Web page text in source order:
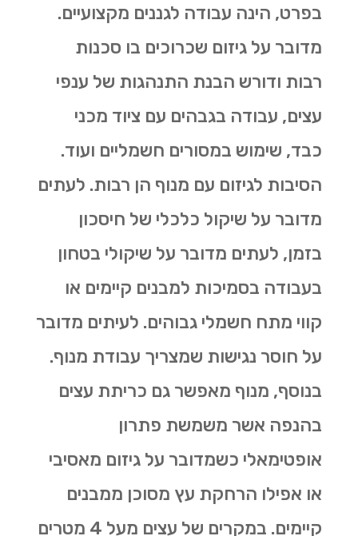
בפרט, הינה עבודה לגננים מקצועיים.
מדובר על גיזום שכרוכים בו סכנות
רבות ודורש הבנת התנהגות של ענפי
עצים, עבודה בגבהים עם ציוד מכני
כבד, שימוש במסורים חשמליים ועוד.
הסיבות לגיזום עם מנוף הן רבות. לעתים
מדובר על שיקול כלכלי של חיסכון
בזמן, לעתים מדובר על שיקולי בטחון
בעבודה בסמיכות למבנים קיימים או
קווי מתח חשמלי גבוהים. לעיתים מדובר
על חוסר נגישות שמצריך עבודת מנוף.
בנוסף, מנוף מאפשר גם כריתת עצים
בהנפה אשר משמשת פתרון
אופטימאלי כשמדובר על גיזום מאסיבי
או אפילו הרחקת עץ מסוכן ממבנים
קיימים. במקרים של עצים מעל 4 מטרים